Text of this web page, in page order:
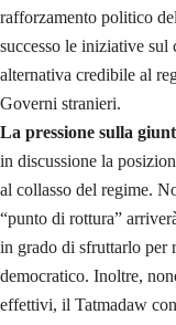
rafforzamento politico
successo le iniziative sul
alternativa credibile al
Governi stranieri.
La pressione sulla
in discussione la
al collasso del regime.
“punto di rottura”
in grado di sfruttarlo per
democratico. Inoltre,
effettivi, il Tatmadaw